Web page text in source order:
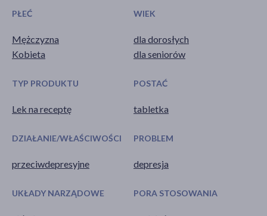
PŁEĆ
Mężczyzna
Kobieta
WIEK
dla dorosłych
dla seniorów
TYP PRODUKTU
Lek na receptę
POSTAĆ
tabletka
DZIAŁANIE/WŁAŚCIWOŚCI
przeciwdepresyjne
PROBLEM
depresja
UKŁADY NARZĄDOWE PORA STOSOWANIA